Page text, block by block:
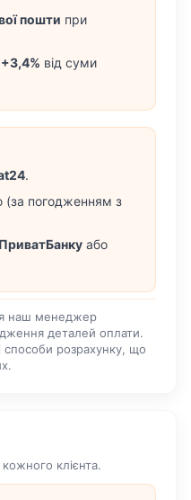
пошти при
+3,4% від суми
.
(за погодженням з
ПриватБанку або
наш менеджер
деталей оплати.
розрахунку, що
клієнта.